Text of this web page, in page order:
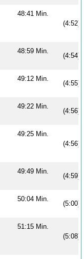
48:41 Min.
(4:52)
48:59 Min.
(4:54)
49:12 Min.
(4:55)
49:22 Min.
(4:56)
49:25 Min.
(4:56)
49:49 Min.
(4:59)
50:04 Min.
(5:00)
51:15 Min.
(5:08)